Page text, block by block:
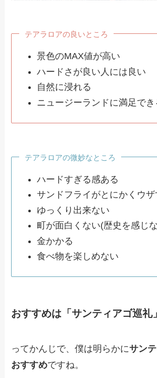
テアラロアの良いところ
景色のMAX値が高い
ハードさが良い人には良い
自然に浸れる
ニュージーランドに満足でき
テアラロアの微妙なところ
ハードすぎる感ある
サンドフライがとにかくウザ
ゆっくり出来ない
町が面白くない(歴史を感じ
金かかる
食べ物を楽しめない
おすすめは「サンティアゴ巡礼」
ってかんじで、僕は明らかにサン
おすすめですね。